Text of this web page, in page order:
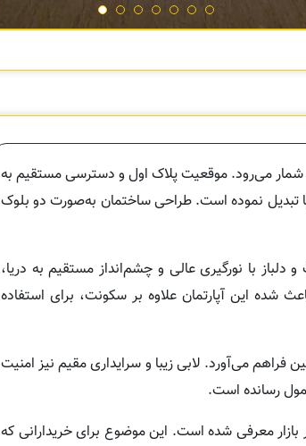
شمار می‌رود. موقعیت پلاک اول و دسترسی مستقیم به
تبدیل نموده است. طراحی ساختمان به‌صورت دو بلوک
با نورگیری عالی و چشم‌انداز مستقیم به دریا،
این آپارتمان علاوه بر سکونت، برای استفاده
می‌آورد. لابی زیبا و سرایداری مقیم نیز امنیت
رسانده است.
معرفی شده است. این موضوع برای خریدارانی که